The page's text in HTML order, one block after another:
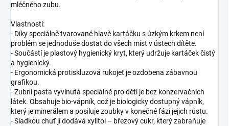
mléčného zubu.
Vlastnosti:
- Díky speciálně tvarované hlavě kartáčku s úzkým krkem není
problém se jednoduše dostat do všech míst v ústech dítěte.
- Součástí je plastový hygienický kryt, který udržuje kartáček čistý
a hygienický.
- Ergonomická protiskluzová rukojeť je ozdobena zábavnou
grafikou.
- Zubní pasta vyvinutá speciálně pro děti je bez konzervačních
látek. Obsahuje bio-vápník, což je biologicky dostupný vápník,
který je minerálem a posiluje zoubky v konečné fázi jejich růstu.
- Sladkou chuť jí dodává xylitol – březový cukr, který zabraňuje